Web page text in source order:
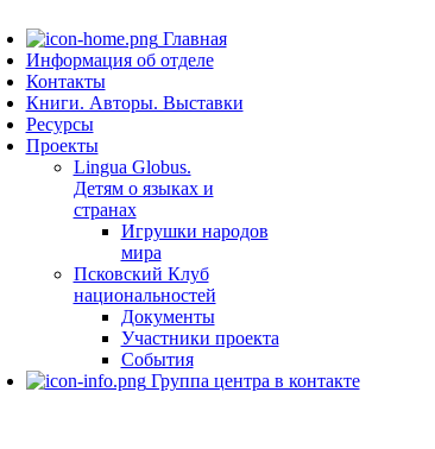
Главная
Информация об отделе
Контакты
Книги. Авторы. Выставки
Ресурсы
Проекты
Lingua Globus.
Детям о языках и
странах
Игрушки народов
мира
Псковский Клуб
национальностей
Документы
Участники проекта
События
Группа центра в контакте